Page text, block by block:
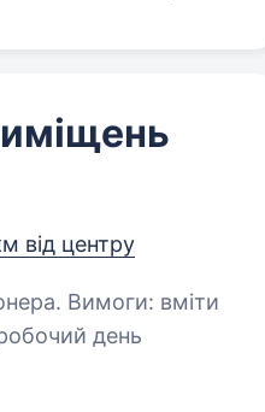
від центру
вміти
день